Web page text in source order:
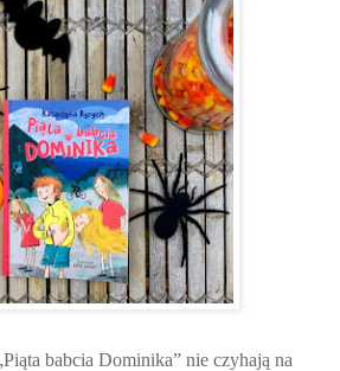
babcia Dominika” nie czyhają na